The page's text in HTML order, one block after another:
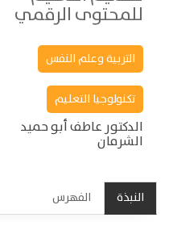
للمحتوى الرقمي
التربية وعلم النفس
تكنولوجيا التعليم
الدكتور عاطف أبو حميد
الشرمان
النبذة الفهرس